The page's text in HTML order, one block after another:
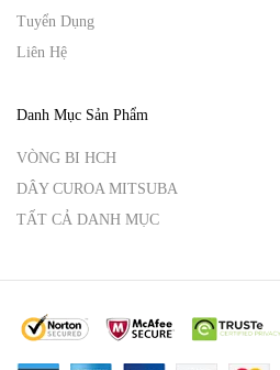
Tuyển Dụng
Liên Hệ
Danh Mục Sản Phẩm
VÒNG BI HCH
DÂY CUROA MITSUBA
TẤT CẢ DANH MỤC